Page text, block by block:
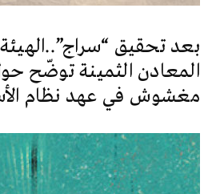
بعد تحقيق “سراج”..الهيئة
المعادن الثمينة توضّح
مغشوش في عهد نظام